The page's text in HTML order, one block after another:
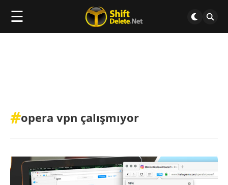
☰
#opera vpn çalışmıyor